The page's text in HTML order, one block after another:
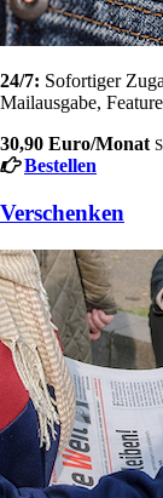
24/7: Sofortiger
Mailausgabe,
30,90 Euro/Monat
Bestellen
Verschenken